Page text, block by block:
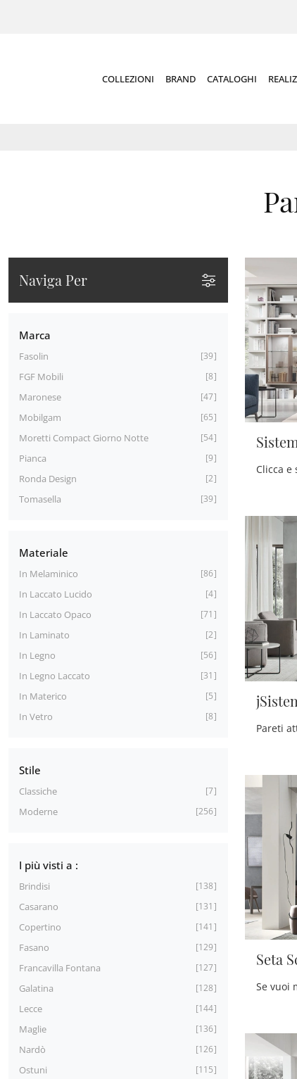
COLLEZIONI BRAND CATALOGHI
Naviga Per
Marca
Fasolin 39
FGF Mobili 8
Maronese 47
Mobilgam 65
Moretti Compact Giorno Notte 54
Pianca 9
Ronda Design 2
Tomasella 39
Materiale
In Melaminico 86
In Laccato Lucido 4
In Laccato Opaco 71
In Laminato 2
In Legno 56
In Legno Laccato 31
In Materico 5
In Vetro 8
Stile
Classiche 7
Moderne 256
I più visti a :
Brindisi 138
Casarano 131
Copertino 141
Fasano 129
Francavilla Fontana 127
Galatina 128
Lecce 144
Maglie 136
Nardò 126
Ostuni 115
Seta